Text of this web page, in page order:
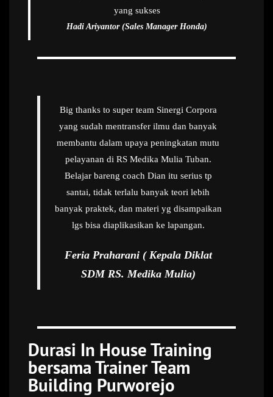
yang sukses
Hadi Ariyantor (Sales Manager Honda)
Big thanks to super team Sinergi Corpora
yang sudah mentransfer ilmu dan banyak
membantu dalam upaya peningkatan mutu
pelayanan di RS Medika Mulia Tuban.
Belajar bareng coach Dian itu serius tp
santai, tidak terlalu banyak teori lebih
banyak praktek, dan materi yg disampaikan
lgs bisa diaplikasikan ke lapangan.
Feria Praharani ( Kepala Diklat
SDM RS. Medika Mulia)
Durasi In House Training
bersama Trainer Team
Building Purworejo